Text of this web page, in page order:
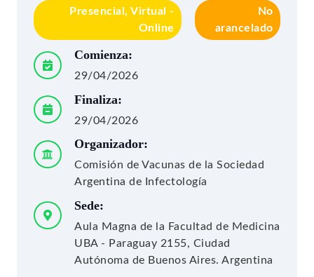
Presencial, Virtual -
Online
No
arancelado
Comienza:
29/04/2026
Finaliza:
29/04/2026
Organizador:
Comisión de Vacunas de la Sociedad
Argentina de Infectología
Sede:
Aula Magna de la Facultad de Medicina
UBA - Paraguay 2155, Ciudad
Autónoma de Buenos Aires. Argentina